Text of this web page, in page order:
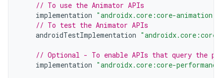
// To use the Animator APIs
implementation "androidx.core:core-
// To test the Animator APIs
androidTestImplementation
// Optional - To enable APIs that query the
implementation "androidx.core:core-